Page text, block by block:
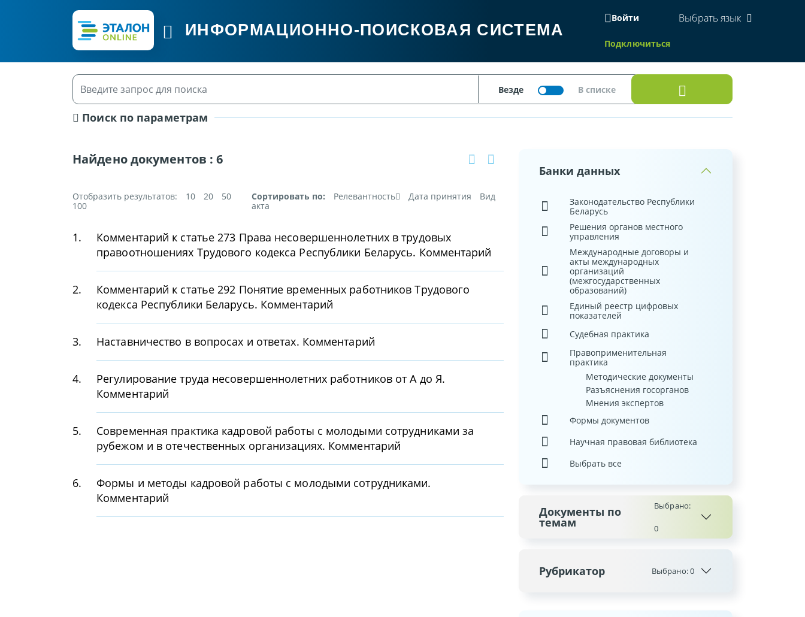
ИНФОРМАЦИОННО-ПОИСКОВАЯ СИСТЕМА
Войти
Подключиться
Выбрать язык
Поиск по параметрам
Найдено документов :6
Отобразить результатов: 10 20
50
100
Сортировать по: Релевантность Дата принятия
Вид
акта
1.
Комментарий к статье 273 Права несовершеннолетних в трудовых
правоотношениях Трудового кодекса Республики Беларусь. Комментарий
2.
Комментарий к статье 292 Понятие временных работников Трудового
кодекса Республики Беларусь. Комментарий
3. Наставничество в вопросах и ответах. Комментарий
4.
Регулирование труда несовершеннолетних работников от А до Я.
Комментарий
5.
Современная практика кадровой работы с молодыми сотрудниками за
рубежом и в отечественных организациях. Комментарий
6.
Формы и методы кадровой работы с молодыми сотрудниками.
Комментарий
Банки данных
Законодательство Республики
Беларусь
Решения органов местного
управления
Международные договоры и
акты международных
организаций
(межгосударственных
образований)
Единый реестр цифровых
показателей
Судебная практика
Правоприменительная
практика
Методические документы
Разъяснения госорганов
Мнения экспертов
Формы документов
Научная правовая библиотека
Выбрать все
Документы по
темам
Выбрано:
0
Рубрикатор Выбрано:0